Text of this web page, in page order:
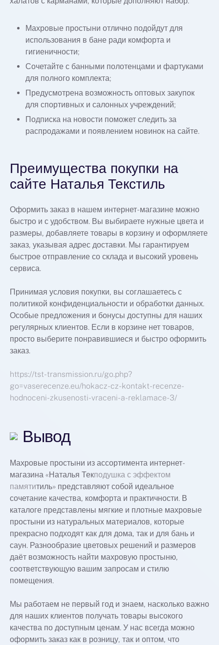
Махровые простыни отлично подойдут для
использования в бане ради комфорта и
гигиеничности;
Сочетайте с банными полотенцами и фартуками
для полного комплекта;
Предусмотрена возможность оптовых закупок
для спортивных и салонных учреждений;
Подписка на новости поможет следить за
распродажами и появлением новинок на сайте.
Преимущества покупки на
сайте Наталья Текстиль
Оформить заказ в нашем интернет-магазине можно
быстро и с удобством. Вы выбираете нужные цвета и
размеры, добавляете товары в корзину и оформляете
заказ, указывая адрес доставки. Мы гарантируем
быстрое отправление со склада и высокий уровень
сервиса.
Принимая условия покупки, вы соглашаетесь с
политикой конфиденциальности и обработки данных.
Особые предложения и бонусы доступны для наших
регулярных клиентов. Если в корзине нет товаров,
просто выберите понравившиеся и быстро оформить
заказ.
https://tst-transmission.ru/go.php?
go=vaserecenze.eu/hokacz-cz-kontakt-recenze-
hodnoceni-zkusenosti-vraceni-a-reklamace-3/
Вывод
Махровые простыни из ассортимента интернет-
магазина «Наталья Текподушка с эффектом
памятитиль» представляют собой идеальное
сочетание качества, комфорта и практичности. В
каталоге представлены мягкие и плотные махровые
простыни из натуральных материалов, которые
прекрасно подходят как для дома, так и для бань и
саун. Разнообразие цветовых решений и размеров
даёт возможность найти махровую простыню,
соответствующую вашим запросам и стилю
помещения.
Мы работаем не первый год и знаем, насколько важно
для наших клиентов получать товары высокого
качества по доступным ценам. У нас всегда можно
оформить заказ как в розницу, так и оптом, что